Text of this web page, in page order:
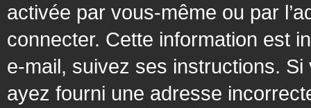
activée par vous-même ou par
connecter. Cette information est
e-mail, suivez ses instructions. Si
ayez fourni une adresse